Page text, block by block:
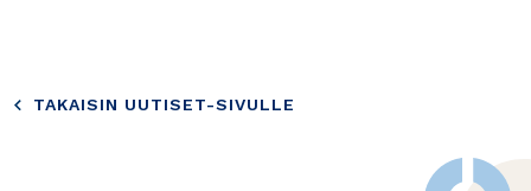
TAKAISIN UUTISET-SIVULLE